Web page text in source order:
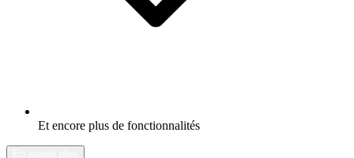
Et encore plus de fonctionnalités